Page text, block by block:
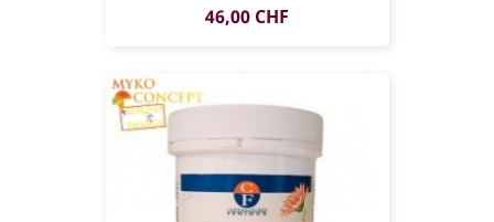
Prezzo
46,00 CHF